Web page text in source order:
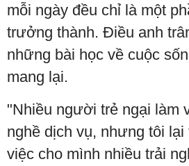
mỗi ngày đều chỉ là một
trưởng thành. Điều anh
những bài học về cuộc
mang lại.
"Nhiều người trẻ ngại làm
nghề dịch vụ, nhưng tôi lại
việc cho mình nhiều trải